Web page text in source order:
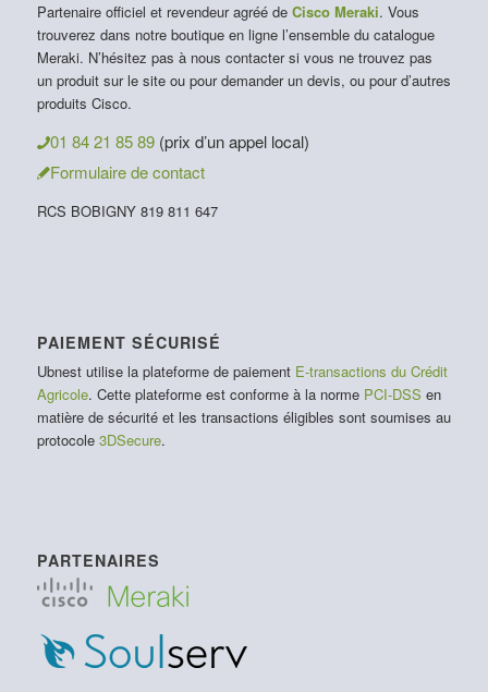
Partenaire officiel et revendeur agréé de Cisco Meraki. Vous
trouverez dans notre boutique en ligne l’ensemble du catalogue
Meraki. N’hésitez pas à nous contacter si vous ne trouvez pas
un produit sur le site ou pour demander un devis, ou pour d’autres
produits Cisco.
01 84 21 85 89 (prix d’un appel local)
Formulaire de contact
RCS BOBIGNY 819 811 647
PAIEMENT SÉCURISÉ
Ubnest utilise la plateforme de paiement E-transactions du Crédit
Agricole. Cette plateforme est conforme à la norme PCI-DSS en
matière de sécurité et les transactions éligibles sont soumises au
protocole 3DSecure.
PARTENAIRES